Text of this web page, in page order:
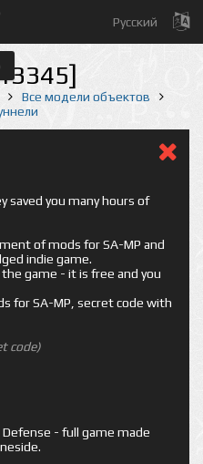
Русский
Все модели объектов
saved you many hours of
of mods for SA-MP and
indie game.
game - it is free and you
for SA-MP, secret code with
code)
- full game made